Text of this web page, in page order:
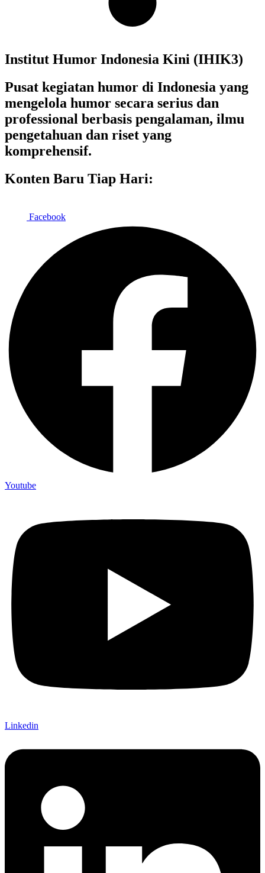
Institut Humor Indonesia Kini (IHIK3)
Pusat kegiatan humor di Indonesia yang
mengelola humor secara serius dan
professional berbasis pengalaman, ilmu
pengetahuan dan riset yang
komprehensif.
Konten Baru Tiap Hari:
Facebook
Youtube
Linkedin